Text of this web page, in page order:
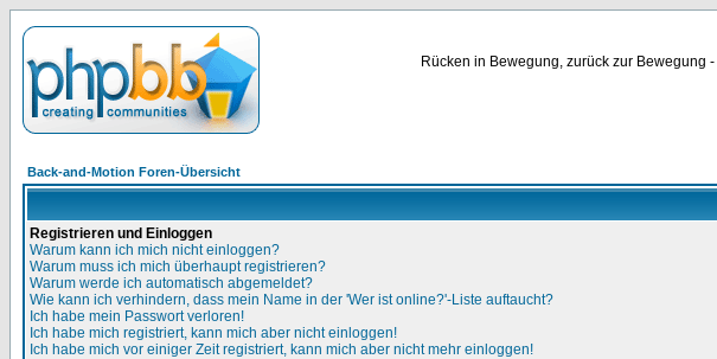
Rücken in Bewegung, zurück zur Bewegung
Back-and-Motion Foren-Übersicht
Registrieren und Einloggen
Warum kann ich mich nicht einloggen?
Warum muss ich mich überhaupt registrieren?
Warum werde ich automatisch abgemeldet?
Wie kann ich verhindern, dass mein Name in der 'Wer ist online?'-Liste auftaucht?
Ich habe mein Passwort verloren!
Ich habe mich registriert, kann mich aber nicht einloggen!
Ich habe mich vor einiger Zeit registriert, kann mich aber nicht mehr einloggen!